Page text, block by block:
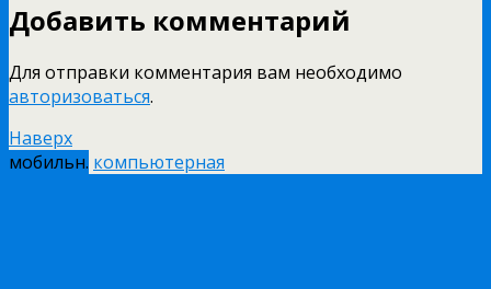
Добавить комментарий
Для отправки комментария вам необходимо
авторизоваться.
Наверх
мобильн. компьютерная